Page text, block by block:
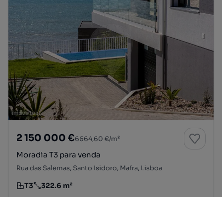
2 150 000 €6664,60 €/m²
Moradia T3 para venda
Rua das Salemas, Santo Isidoro, Mafra, Lisboa
Tipologia
T3
Preço por metro quadrado
322.6 m²